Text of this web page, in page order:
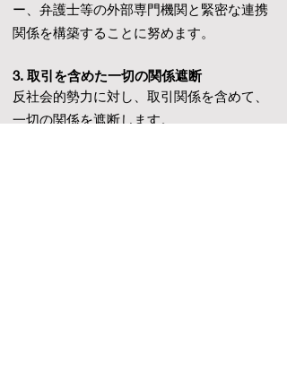
ー、弁護士等の外部専門機関と緊密な連携
関係を構築することに努めます。
3. 取引を含めた一切の関係遮断
反社会的勢力に対し、取引関係を含めて、
一切の関係を遮断します。